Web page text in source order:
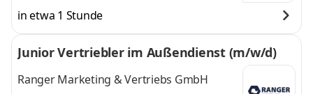
in etwa 1 Stunde
Junior Vertriebler im Außendienst (m/w/d)
Ranger Marketing & Vertriebs GmbH